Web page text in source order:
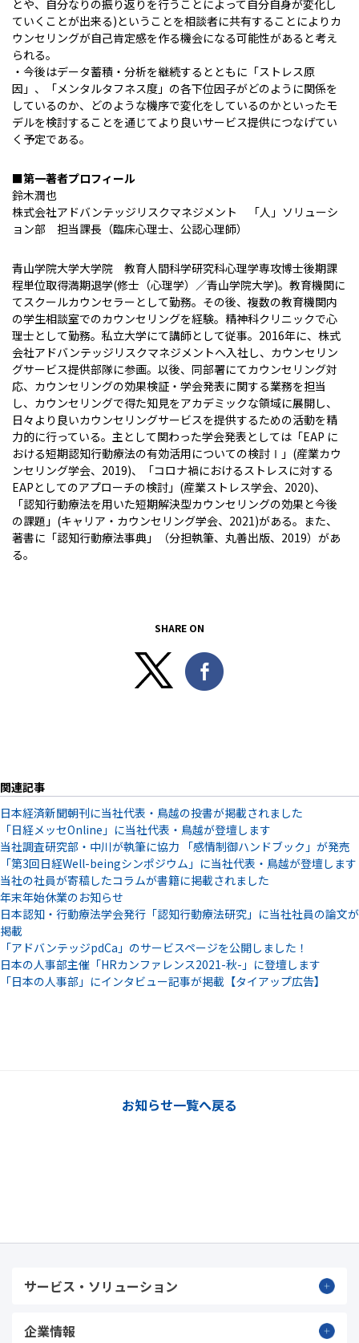
とや、自分なりの振り返りを行うことによって自分自身が変化し
ていくことが出来る)ということを相談者に共有することによりカ
ウンセリングが自己肯定感を作る機会になる可能性があると考え
られる。
・今後はデータ蓄積・分析を継続するとともに「ストレス原
因」、「メンタルタフネス度」の各下位因子がどのように関係を
しているのか、どのような機序で変化をしているのかといったモ
デルを検討することを通じてより良いサービス提供につなげてい
く予定である。
■第一著者プロフィール
鈴木潤也
株式会社アドバンテッジリスクマネジメント 「人」ソリューシ
ョン部 担当課長（臨床心理士、公認心理師）
青山学院大学大学院 教育人間科学研究科心理学専攻博士後期課
程単位取得満期退学(修士（心理学）／青山学院大学)。教育機関に
てスクールカウンセラーとして勤務。その後、複数の教育機関内
の学生相談室でのカウンセリングを経験。精神科クリニックで心
理士として勤務。私立大学にて講師として従事。2016年に、株式
会社アドバンテッジリスクマネジメントへ入社し、カウンセリン
グサービス提供部隊に参画。以後、同部署にてカウンセリング対
応、カウンセリングの効果検証・学会発表に関する業務を担当
し、カウンセリングで得た知見をアカデミックな領域に展開し、
日々より良いカウンセリングサービスを提供するための活動を精
力的に行っている。主として関わった学会発表としては「EAP に
おける短期認知行動療法の有効活用についての検討Ⅰ」(産業カウ
ンセリング学会、2019)、「コロナ禍におけるストレスに対する
EAPとしてのアプローチの検討」(産業ストレス学会、2020)、
「認知行動療法を用いた短期解決型カウンセリングの効果と今後
の課題」(キャリア・カウンセリング学会、2021)がある。また、
著書に「認知行動療法事典」（分担執筆、丸善出版、2019）があ
る。
SHARE ON
関連記事
日本経済新聞朝刊に当社代表・鳥越の投書が掲載されました
「日経メッセOnline」に当社代表・鳥越が登壇します
当社調査研究部・中川が執筆に協力 「感情制御ハンドブック」が発売
「第3回日経Well-beingシンポジウム」に当社代表・鳥越が登壇します
当社の社員が寄稿したコラムが書籍に掲載されました
年末年始休業のお知らせ
日本認知・行動療法学会発行「認知行動療法研究」に当社社員の論文が
掲載
「アドバンテッジpdCa」のサービスページを公開しました！
日本の人事部主催「HRカンファレンス2021-秋-」に登壇します
「日本の人事部」にインタビュー記事が掲載【タイアップ広告】
お知らせ一覧へ戻る
サービス・ソリューション
企業情報